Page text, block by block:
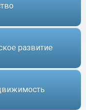
развитие